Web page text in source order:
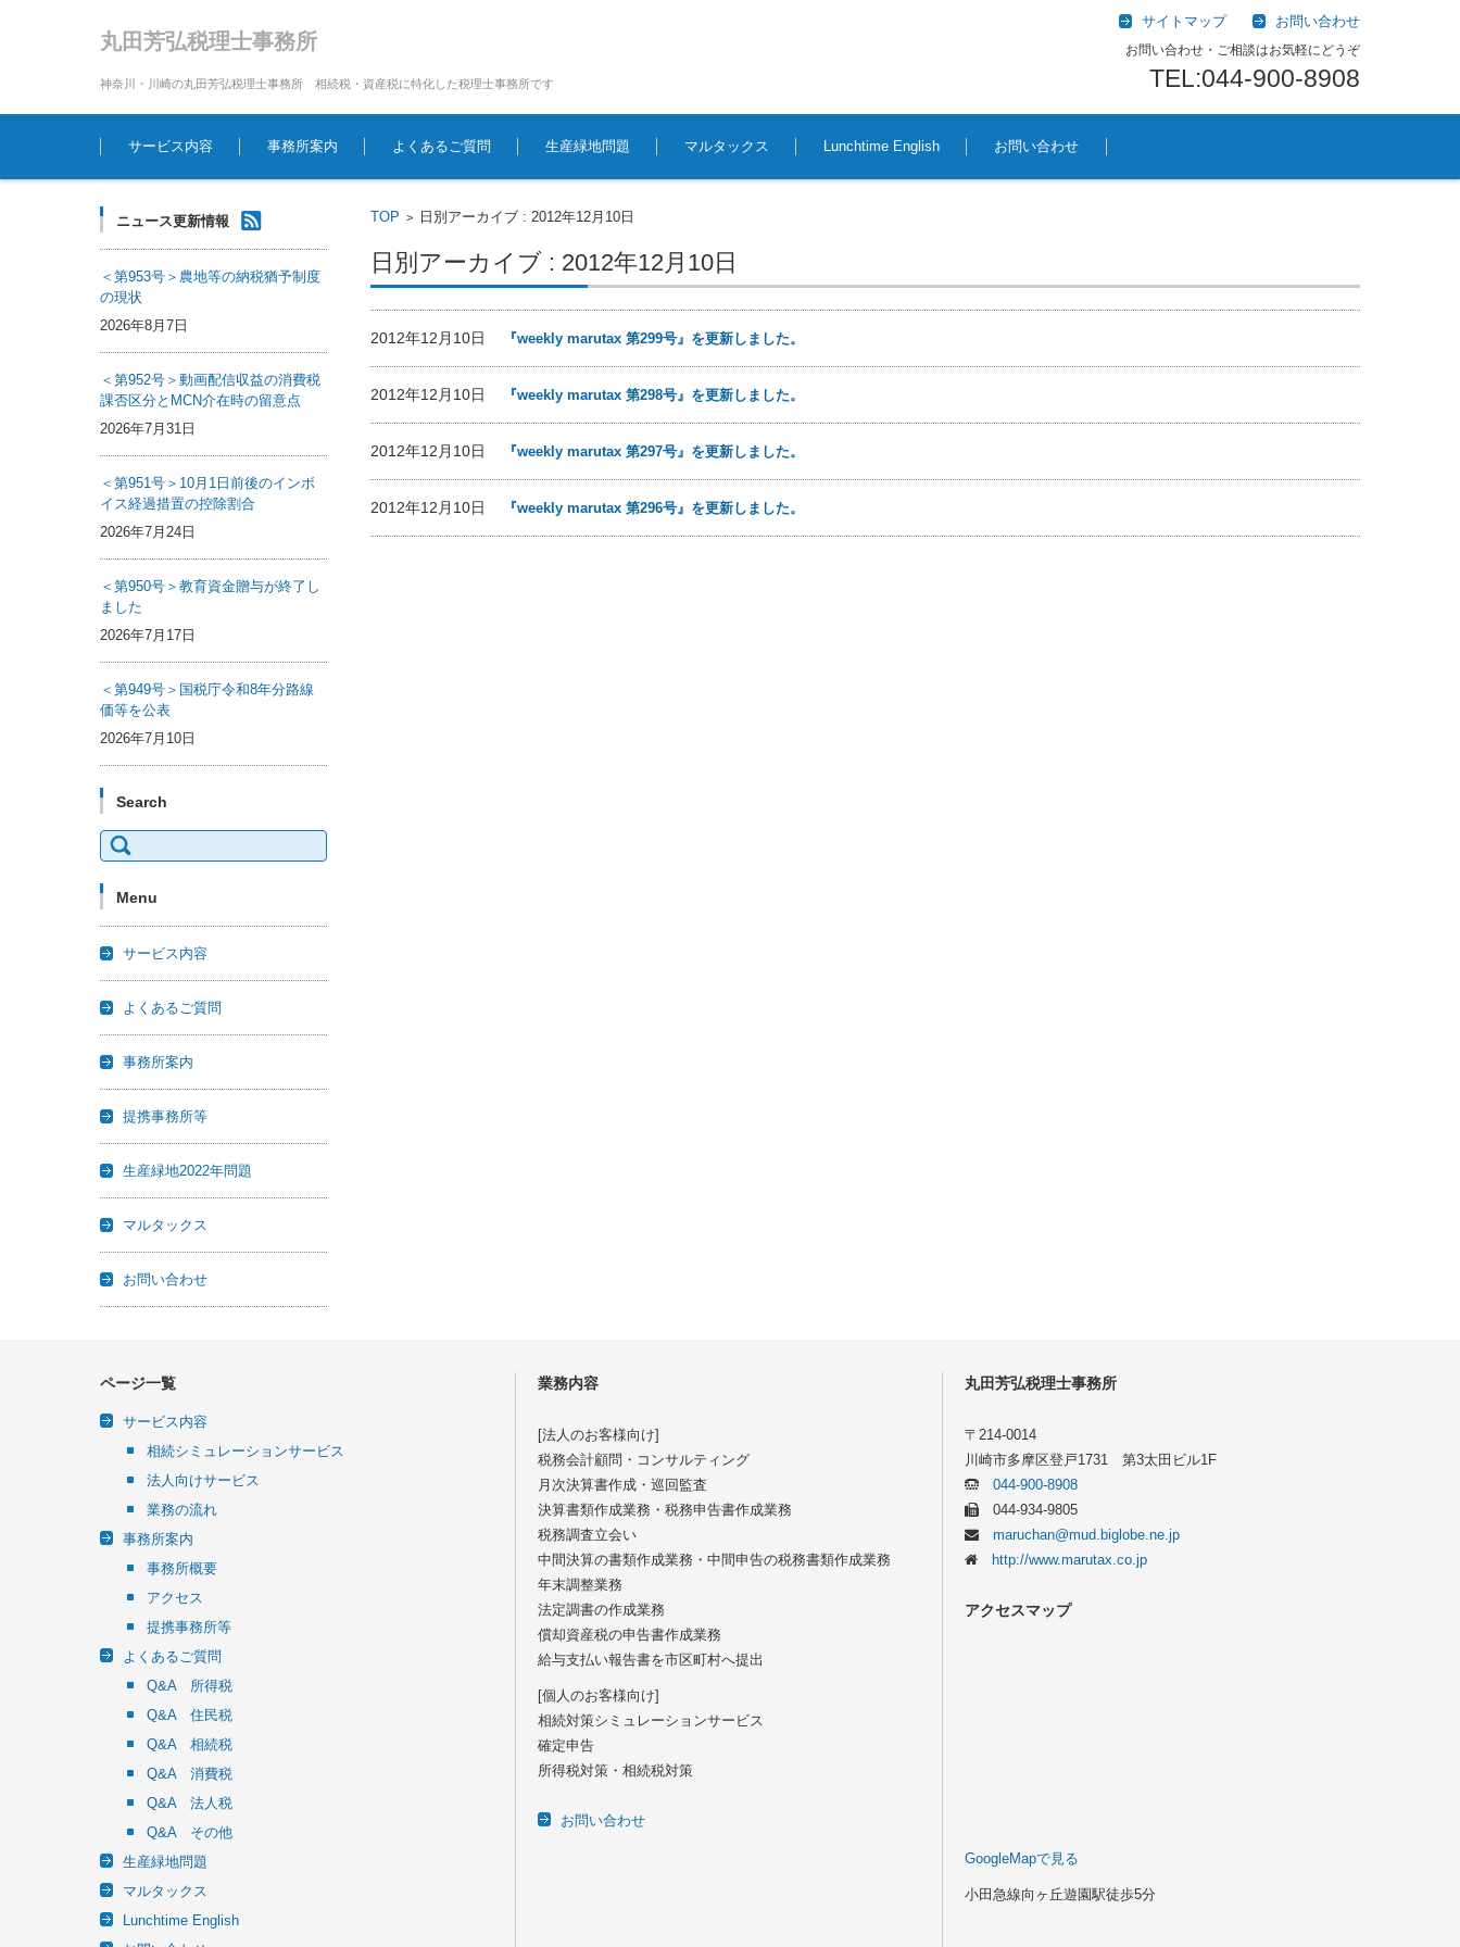
丸田芳弘税理士事務所
神奈川・川崎の丸田芳弘税理士事務所 相続税・資産税に特化した税理士事務所です
サイトマップ お問い合わせ
お問い合わせ・ご相談はお気軽にどうぞ
TEL:044-900-8908
コンテンツに移動
サービス内容
事務所案内 よくあるご質問 生産緑地問題 マルタックス Lunchtime English お問い合わせ
TOP > 日別アーカイブ : 2012年12月10日
日別アーカイブ : 2012年12月10日
2012年12月10日 『weekly marutax 第299号』を更新しました。
2012年12月10日 『weekly marutax 第298号』を更新しました。
2012年12月10日 『weekly marutax 第297号』を更新しました。
2012年12月10日 『weekly marutax 第296号』を更新しました。
ニュース更新情報
＜第953号＞農地等の納税猶予制度
の現状
2026年8月7日
＜第952号＞動画配信収益の消費税
課否区分とMCN介在時の留意点
2026年7月31日
＜第951号＞10月1日前後のインボ
イス経過措置の控除割合
2026年7月24日
＜第950号＞教育資金贈与が終了し
ました
2026年7月17日
＜第949号＞国税庁令和8年分路線
価等を公表
2026年7月10日
Search
検
索:
Menu
サービス内容
よくあるご質問
事務所案内
提携事務所等
生産緑地2022年問題
マルタックス
お問い合わせ
ページ一覧
サービス内容
相続シミュレーションサービス
法人向けサービス
業務の流れ
事務所案内
事務所概要
アクセス
提携事務所等
よくあるご質問
Q&A 所得税
Q&A 住民税
Q&A 相続税
Q&A 消費税
Q&A 法人税
Q&A その他
生産緑地問題
マルタックス
Lunchtime English
業務内容
[法人のお客様向け]
税務会計顧問・コンサルティング
月次決算書作成・巡回監査
決算書類作成業務・税務申告書作成業務
税務調査立会い
中間決算の書類作成業務・中間申告の税務書類作成業務
年末調整業務
法定調書の作成業務
償却資産税の申告書作成業務
給与支払い報告書を市区町村へ提出
[個人のお客様向け]
相続対策シミュレーションサービス
確定申告
所得税対策・相続税対策
お問い合わせ
丸田芳弘税理士事務所
〒214-0014
川崎市多摩区登戸1731 第3太田ビル1F
044-900-8908
044-934-9805
maruchan@mud.biglobe.ne.jp
http://www.marutax.co.jp
アクセスマップ
GoogleMapで見る
小田急線向ヶ丘遊園駅徒歩5分